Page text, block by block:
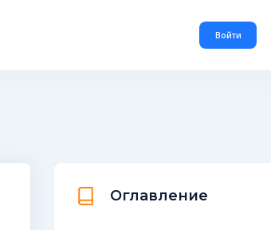
Войти
Оглавление